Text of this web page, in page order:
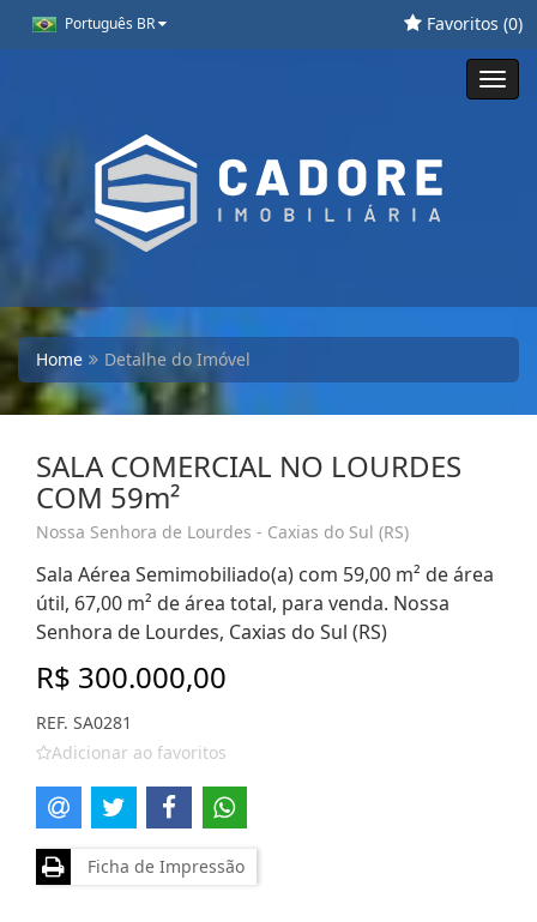
Português BR Favoritos (0)
Home Detalhe do Imóvel
SALA COMERCIAL NO LOURDES
COM 59m²
Nossa Senhora de Lourdes - Caxias do Sul (RS)
Sala Aérea Semimobiliado(a) com 59,00 m² de área
útil, 67,00 m² de área total, para venda. Nossa
Senhora de Lourdes, Caxias do Sul (RS)
R$ 300.000,00
REF. SA0281
Adicionar ao favoritos
Ficha de Impressão